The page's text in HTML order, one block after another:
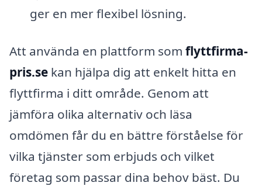
ger en mer flexibel lösning.
Att använda en plattform som flyttfirma-
pris.se kan hjälpa dig att enkelt hitta en
flyttfirma i ditt område. Genom att
jämföra olika alternativ och läsa
omdömen får du en bättre förståelse för
vilka tjänster som erbjuds och vilket
företag som passar dina behov bäst. Du